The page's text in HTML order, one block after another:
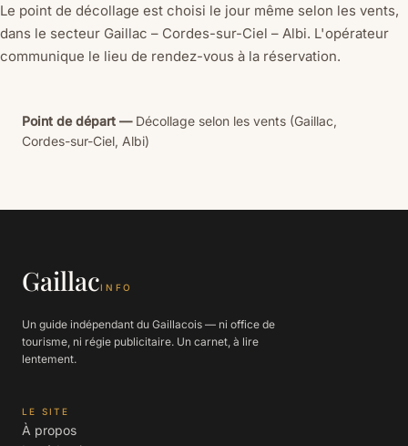
Le point de décollage est choisi le jour même selon les vents,
dans le secteur Gaillac – Cordes-sur-Ciel – Albi. L'opérateur
communique le lieu de rendez-vous à la réservation.
Point de départ —Décollage selon les vents (Gaillac,
Cordes-sur-Ciel, Albi)
GaillacINFO
Un guide indépendant du Gaillacois — ni office de
tourisme, ni régie publicitaire. Un carnet, à lire
lentement.
LE SITE
À propos